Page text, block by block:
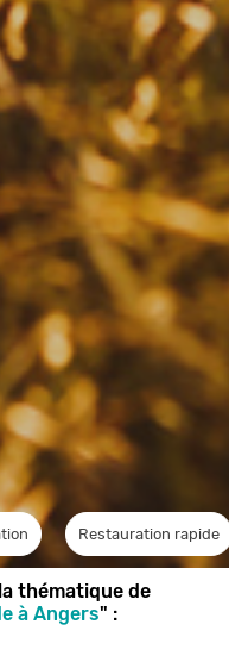
Restauration rapide
thématique de
à Angers" :